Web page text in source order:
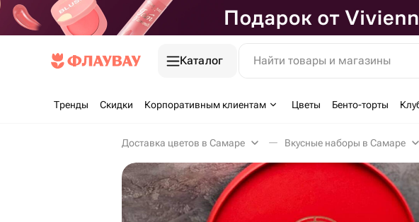
Каталог Найти товары и магазины
Тренды Скидки Корпоративным клиентам Цветы Бенто-торты
Доставка цветов в Самаре Вкусные наборы в Самаре